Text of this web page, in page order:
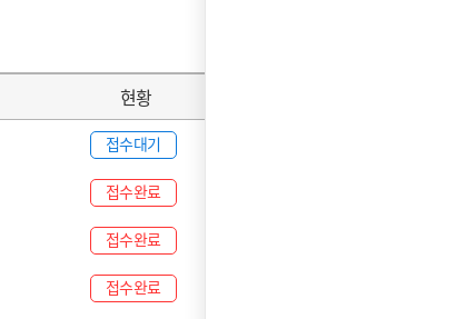
현황
접수대기
접수완료
접수완료
접수완료